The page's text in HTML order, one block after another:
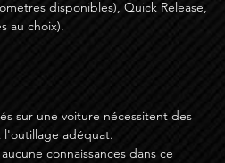
disponibles), Quick Release,
au choix).
sur une voiture nécessitent des
l'outillage adéquat.
connaissances dans ce